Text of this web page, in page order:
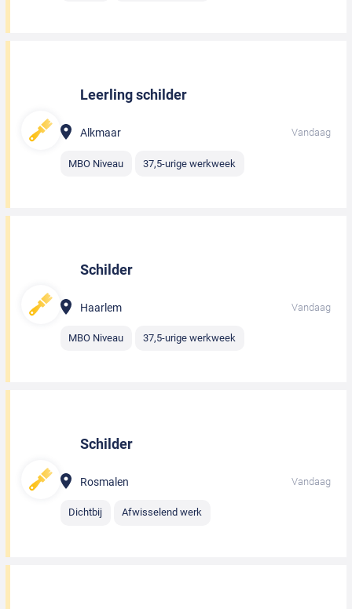
Leerling schilder
Alkmaar Vandaag
MBO Niveau 37,5-urige werkweek
Schilder
Haarlem Vandaag
MBO Niveau 37,5-urige werkweek
Schilder
Rosmalen Vandaag
Dichtbij Afwisselend werk